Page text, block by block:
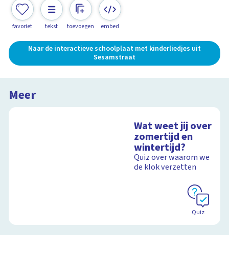
favoriet tekst toevoegen embed
Naar de interactieve schoolplaat met kinderliedjes uit
Sesamstraat
Meer
Wat weet jij over
zomertijd en
wintertijd?
Quiz over waarom we
de klok verzetten
Quiz